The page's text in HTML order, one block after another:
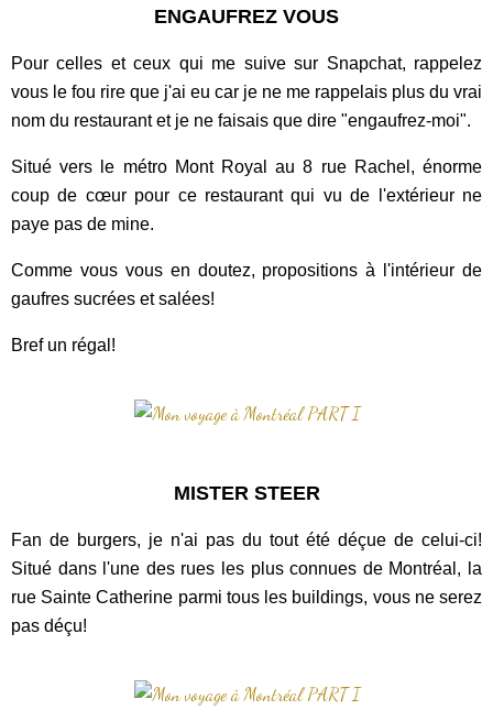
ENGAUFREZ VOUS
Pour celles et ceux qui me suive sur Snapchat, rappelez
vous le fou rire que j'ai eu car je ne me rappelais plus du vrai
nom du restaurant et je ne faisais que dire "engaufrez-moi".
Situé vers le métro Mont Royal au 8 rue Rachel, énorme
coup de cœur pour ce restaurant qui vu de l'extérieur ne
paye pas de mine.
Comme vous vous en doutez, propositions à l'intérieur de
gaufres sucrées et salées!
Bref un régal!
MISTER STEER
Fan de burgers, je n'ai pas du tout été déçue de celui-ci!
Situé dans l'une des rues les plus connues de Montréal, la
rue Sainte Catherine parmi tous les buildings, vous ne serez
pas déçu!